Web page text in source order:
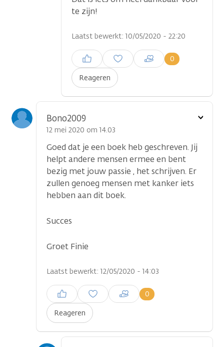
te zijn!
Laatst bewerkt: 10/05/2020 - 22:20
Reageren
0
Inloggen om een reactie te
plaatsen
Bono2009
12 mei 2020 om 14.03
Goed dat je een boek heb geschreven. Jij
helpt andere mensen ermee en bent
bezig met jouw passie , het schrijven. Er
zullen genoeg mensen met kanker iets
hebben aan dit boek.
Succes
Groet Finie
Laatst bewerkt: 12/05/2020 - 14:03
Reageren
0
Inloggen om een reactie te
plaatsen
Toon